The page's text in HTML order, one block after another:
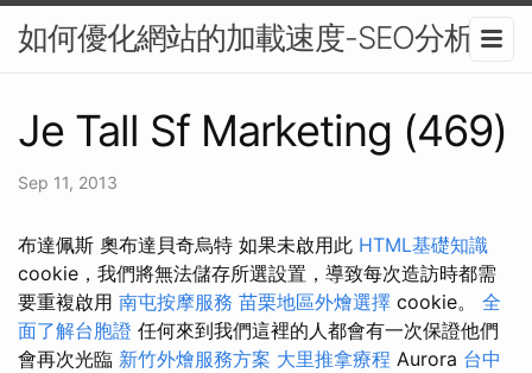
如何優化網站的加載速度-SEO分析
Je Tall Sf Marketing (469)
Sep 11, 2013
布達佩斯 奧布達貝奇烏特 如果未啟用此 HTML基礎知識
cookie，我們將無法儲存所選設置，導致每次造訪時都需
要重複啟用 南屯按摩服務 苗栗地區外燴選擇 cookie。 全
面了解台胞證 任何來到我們這裡的人都會有一次保證他們
會再次光臨 新竹外燴服務方案 大里推拿療程 Aurora 台中